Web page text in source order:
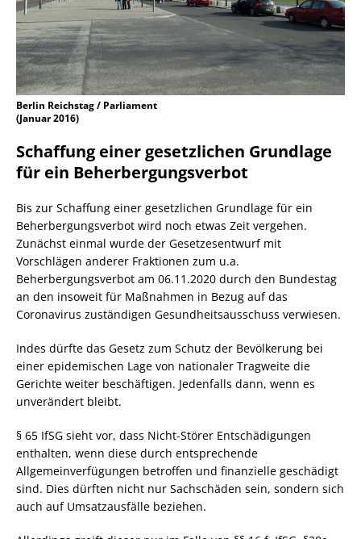
Berlin Reichstag / Parliament
(Januar 2016)
Schaffung einer gesetzlichen Grundlage
für ein Beherbergungsverbot
Bis zur Schaffung einer gesetzlichen Grundlage für ein
Beherbergungsverbot wird noch etwas Zeit vergehen.
Zunächst einmal wurde der Gesetzesentwurf mit
Vorschlägen anderer Fraktionen zum u.a.
Beherbergungsverbot am 06.11.2020 durch den Bundestag
an den insoweit für Maßnahmen in Bezug auf das
Coronavirus zuständigen Gesundheitsausschuss verwiesen.
Indes dürfte das Gesetz zum Schutz der Bevölkerung bei
einer epidemischen Lage von nationaler Tragweite die
Gerichte weiter beschäftigen. Jedenfalls dann, wenn es
unverändert bleibt.
§ 65 IfSG sieht vor, dass Nicht-Störer Entschädigungen
enthalten, wenn diese durch entsprechende
Allgemeinverfügungen betroffen und finanzielle geschädigt
sind. Dies dürften nicht nur Sachschäden sein, sondern sich
auch auf Umsatzausfälle beziehen.